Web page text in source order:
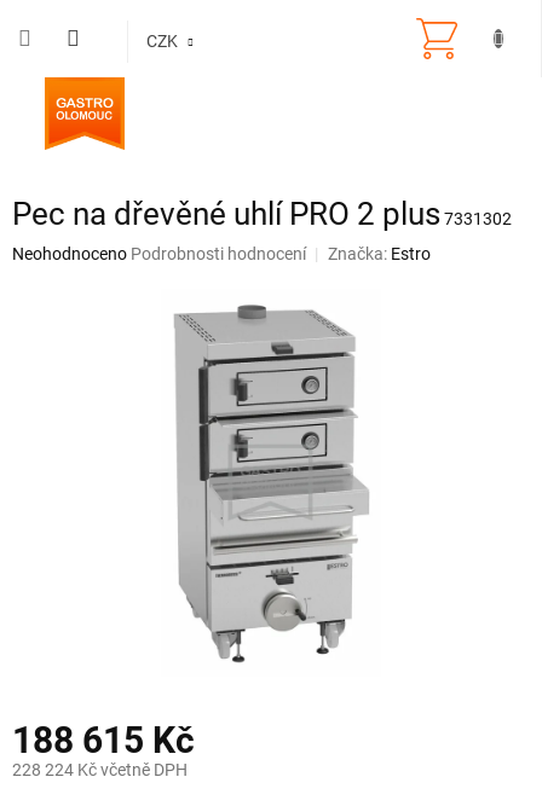
CZK
Pec na dřevěné uhlí PRO 2 plus 7331302
Průměrné
Neohodnoceno Podrobnosti hodnocení Značka: Estro
188 615 Kč
228 224 Kč včetně DPH